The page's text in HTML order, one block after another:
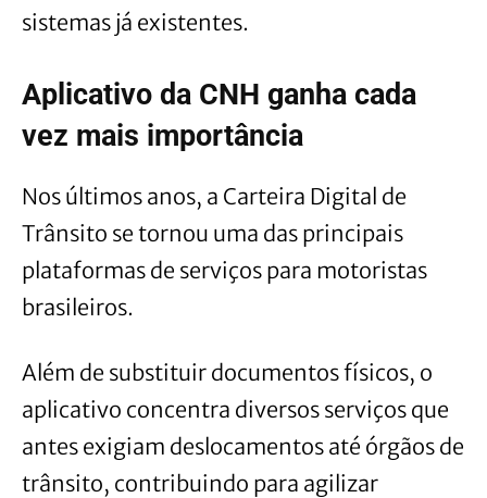
sistemas já existentes.
Aplicativo da CNH ganha cada
vez mais importância
Nos últimos anos, a Carteira Digital de
Trânsito se tornou uma das principais
plataformas de serviços para motoristas
brasileiros.
Além de substituir documentos físicos, o
aplicativo concentra diversos serviços que
antes exigiam deslocamentos até órgãos de
trânsito, contribuindo para agilizar